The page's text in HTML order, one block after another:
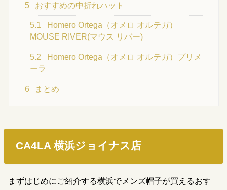
5 おすすめの中折れハット
5.1
Homero Ortega（オメロ オルテガ）
MOUSE RIVER(マウス リバー)
5.2
Homero Ortega（オメロ オルテガ）プリメ
ーラ
6 まとめ
CA4LA 横浜ジョイナス店
まずはじめにご紹介する横浜でメンズ帽子が買えるおす